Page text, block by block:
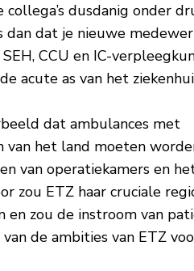
dusdanig onder
dat je nieuwe
CCU en IC-
acute as van het
dat ambulances met
van het land moeten
van operatiekamers en
zou ETZ haar cruciale
en zou de instroom van
de ambities van ETZ